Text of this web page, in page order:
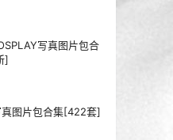
写真图片包合
]
图片包合集[422套]